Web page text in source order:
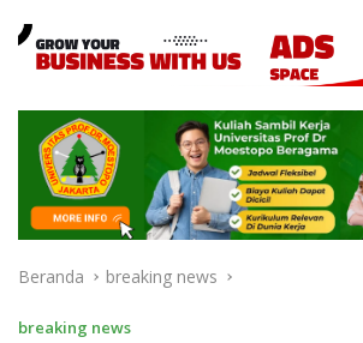
Beranda breaking news
breaking news